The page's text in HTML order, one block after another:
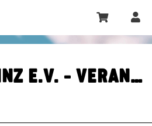
BÉI CHÉZ HEINZ E.V. - VERANSTALTUNGSZENTRUM